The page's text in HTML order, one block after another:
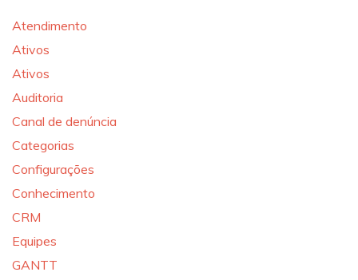
Atendimento
Ativos
Ativos
Auditoria
Canal de denúncia
Categorias
Configurações
Conhecimento
CRM
Equipes
GANTT